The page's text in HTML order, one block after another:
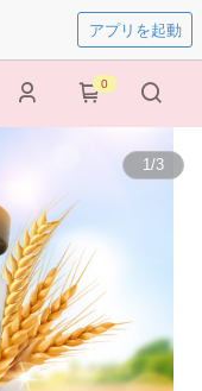
アプリを起動
0
1/3